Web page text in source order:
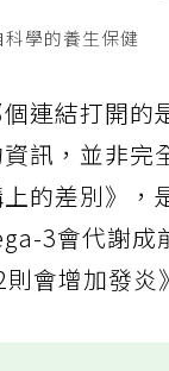
科學的養生保健
連結打開的
訊，並非完
的差別》，
3會代謝
會增加發炎